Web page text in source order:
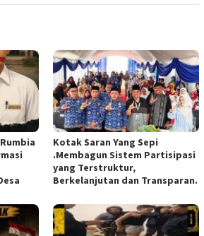
Kotak Saran Yang Sepi
.Membagun Sistem Partisipasi
yang Terstruktur,
Berkelanjutan dan Transparan.